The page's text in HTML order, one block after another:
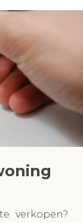
verkopen?